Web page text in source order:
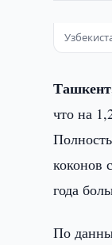
что на
коконов
года
По